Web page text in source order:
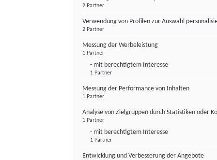
2 Partner
Verwendung von Profilen zur Auswahl
2 Partner
Messung der Werbeleistung
1 Partner
- mit berechtigtem Interesse
1 Partner
Messung der Performance von Inhalten
1 Partner
Analyse von Zielgruppen durch Statistiken oder
1 Partner
- mit berechtigtem Interesse
1 Partner
Entwicklung und Verbesserung der Angebote